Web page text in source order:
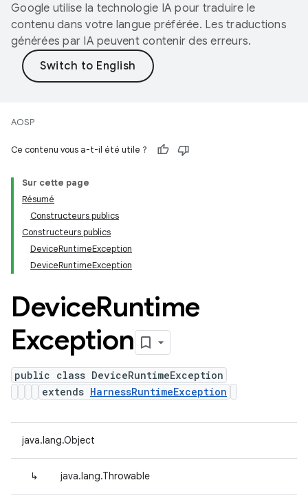
Google utilise la technologie IA pour traduire le
contenu dans votre langue préférée. Les traductions
générées par IA peuvent contenir des erreurs.
AOSP
Ce contenu vous a-t-il été utile ?
Sur cette page
Résumé
Constructeurs publics
Constructeurs publics
DeviceRuntimeException
DeviceRuntimeException
DeviceRuntime
Exception
public class DeviceRuntimeException
extends HarnessRuntimeException
java.lang.Object
↳ java.lang.Throwable